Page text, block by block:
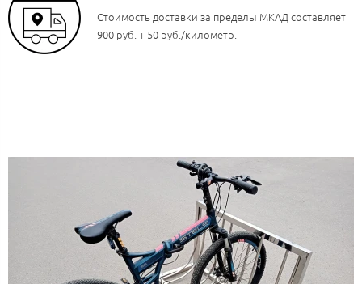
Стоимость доставки за пределы МКАД составляет
900 руб. + 50 руб./километр.